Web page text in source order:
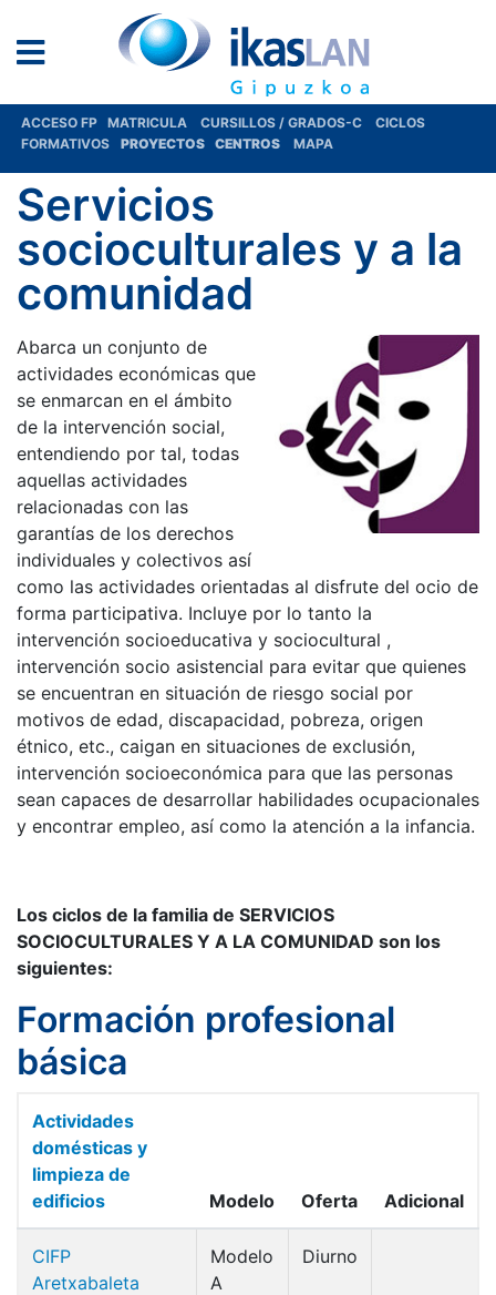
ACCESO FP MATRICULA CURSILLOS / GRADOS-C
CICLOS
FORMATIVOS
PROYECTOS CENTROS MAPA
Servicios
socioculturales y a la
comunidad
Abarca un conjunto de
actividades económicas que
se enmarcan en el ámbito
de la intervención social,
entendiendo por tal, todas
aquellas actividades
relacionadas con las
garantías de los derechos
individuales y colectivos así
como las actividades orientadas al disfrute del ocio de
forma participativa. Incluye por lo tanto la
intervención socioeducativa y sociocultural ,
intervención socio asistencial para evitar que quienes
se encuentran en situación de riesgo social por
motivos de edad, discapacidad, pobreza, origen
étnico, etc., caigan en situaciones de exclusión,
intervención socioeconómica para que las personas
sean capaces de desarrollar habilidades ocupacionales
y encontrar empleo, así como la atención a la infancia.
Los ciclos de la familia de SERVICIOS
SOCIOCULTURALES Y A LA COMUNIDAD son los
siguientes:
Formación profesional
básica
Actividades
domésticas y
limpieza de
edificios
Modelo Oferta Adicional
CIFP
Aretxabaleta
Modelo
A
Diurno